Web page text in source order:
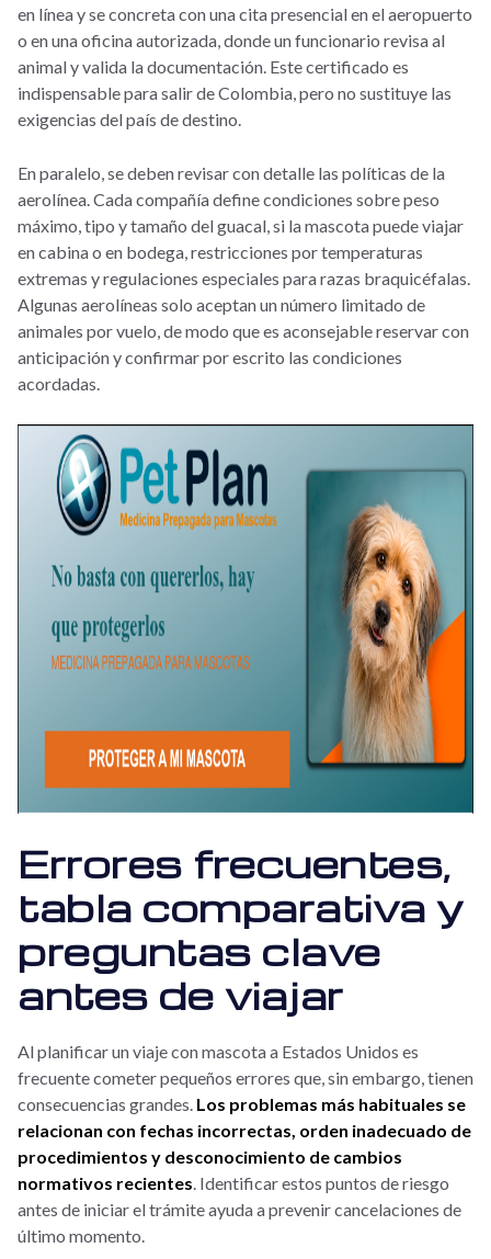
en línea y se concreta con una cita presencial en el aeropuerto
o en una oficina autorizada, donde un funcionario revisa al
animal y valida la documentación. Este certificado es
indispensable para salir de Colombia, pero no sustituye las
exigencias del país de destino.
En paralelo, se deben revisar con detalle las políticas de la
aerolínea. Cada compañía define condiciones sobre peso
máximo, tipo y tamaño del guacal, si la mascota puede viajar
en cabina o en bodega, restricciones por temperaturas
extremas y regulaciones especiales para razas braquicéfalas.
Algunas aerolíneas solo aceptan un número limitado de
animales por vuelo, de modo que es aconsejable reservar con
anticipación y confirmar por escrito las condiciones
acordadas.
Errores frecuentes,
tabla comparativa y
preguntas clave
antes de viajar
Al planificar un viaje con mascota a Estados Unidos es
frecuente cometer pequeños errores que, sin embargo, tienen
consecuencias grandes. Los problemas más habituales se
relacionan con fechas incorrectas, orden inadecuado de
procedimientos y desconocimiento de cambios
normativos recientes. Identificar estos puntos de riesgo
antes de iniciar el trámite ayuda a prevenir cancelaciones de
último momento.